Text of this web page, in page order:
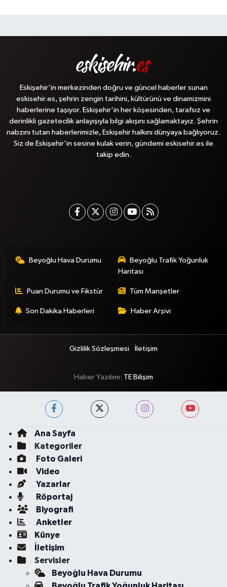
Eskişehir'in merkezinden doğru ve güncel haberler sunan
eskisehir.es, şehrin zengin tarihini, kültürünü ve dinamizmini
haberlerine taşıyor. Eskişehir'in her köşesinden, tarafsız ve
derinlikli gazetecilik anlayışıyla bilgi akışını sağlamaktayız. Şehrin
nabzını tutan haberlerimizle, Eskişehir halkını dünyaya bağlıyoruz.
Siz de Eskişehir'in sesine kulak verin, gündemi eskisehir.es ile
takip edin.
Beyoğlu Hava Durumu
Beyoğlu Trafik Yoğunluk
Haritası
Puan Durumu ve Fikstür Tüm Manşetler
Son Dakika Haberleri Haber Arşivi
Gizlilik Sözleşmesi İletişim
Haber Yazılımı: TE Bilişim
Ana Sayfa
Kategoriler
Foto Galeri
Video
Yazarlar
Röportaj
Biyografi
Anketler
Künye
İletişim
Servisler
Beyoğlu Hava Durumu